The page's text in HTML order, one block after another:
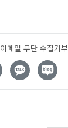
이메일 무단 수집거부